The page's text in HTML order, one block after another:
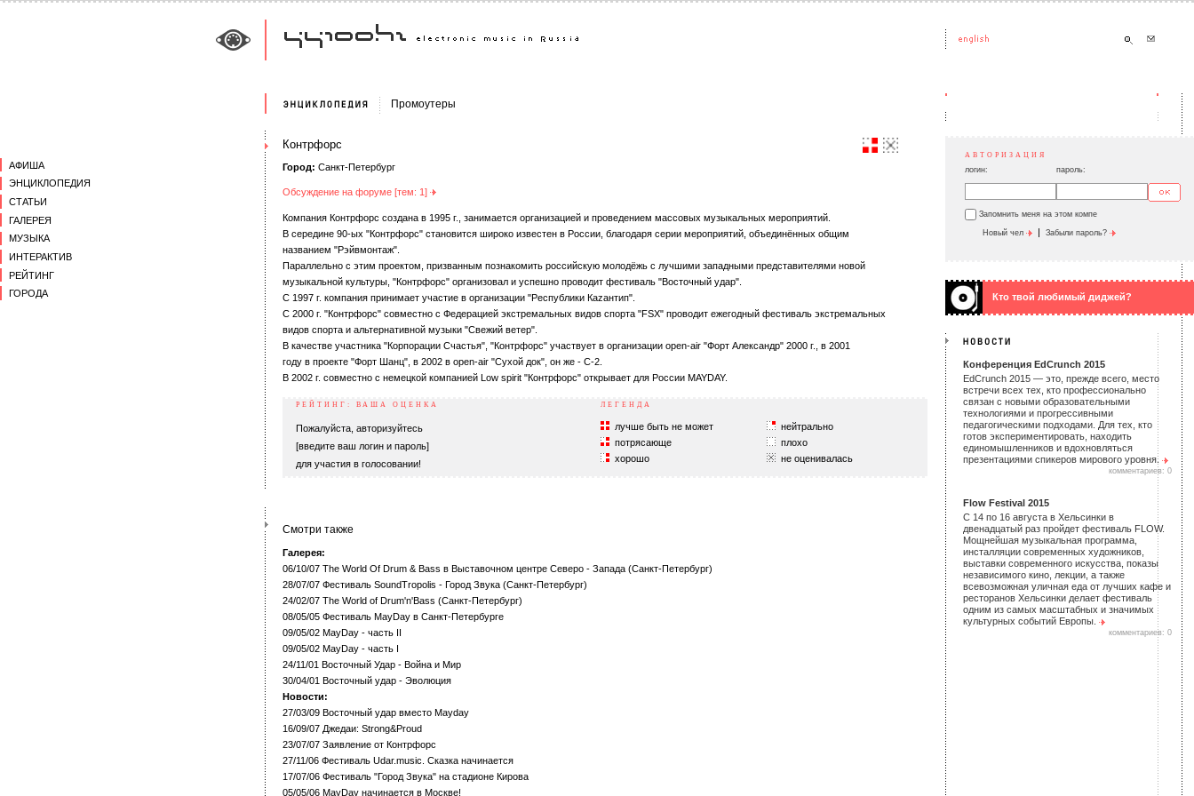
АФИША
ЭНЦИКЛОПЕДИЯ
СТАТЬИ
ГАЛЕРЕЯ
МУЗЫКА
ИНТЕРАКТИВ
РЕЙТИНГ
ГОРОДА
Промоутеры
Контрфорс
Город: Санкт-Петербург
Обсуждение на форуме [тем: 1]
Компания Контрфорс создана в 1995 г., занимается организацией и проведением массовых музыкальных мероприятий.
В середине 90-ых "Контрфорс" становится широко известен в России, благодаря серии мероприятий, объединённых общим
названием "Рэйвмонтаж".
Параллельно с этим проектом, призванным познакомить российскую молодёжь с лучшими западными представителями новой
музыкальной культуры, "Контрфорс" организовал и успешно проводит фестиваль "Восточный удар".
С 1997 г. компания принимает участие в организации "Республики Каzантип".
С 2000 г. "Контрфорс" совместно с Федерацией экстремальных видов спорта "FSX" проводит ежегодный фестиваль экстремальных
видов спорта и альтернативной музыки "Свежий ветер".
В качестве участника "Корпорации Счастья", "Контрфорс" участвует в организации open-air "Форт Александр" 2000 г., в 2001
году в проекте "Форт Шанц", в 2002 в open-air "Сухой док", он же - С-2.
В 2002 г. совместно с немецкой компанией Low spirit "Контрфорс" открывает для России MAYDAY.
РЕЙТИНГ: ВАША ОЦЕНКА
Пожалуйста, авторизуйтесь
[введите ваш логин и пароль]
для участия в голосовании!
ЛЕГЕНДА
лучше быть не может
потрясающе
хорошо
нейтрально
плохо
не оценивалась
Смотри также
Галерея:
06/10/07 The World Of Drum & Bass в Выставочном центре Северо - Запада (Санкт-Петербург)
28/07/07 Фестиваль SoundTropolis - Город Звука (Санкт-Петербург)
24/02/07 The World of Drum'n'Bass (Санкт-Петербург)
08/05/05 Фестиваль MayDay в Санкт-Петербурге
09/05/02 MayDay - часть II
09/05/02 MayDay - часть I
24/11/01 Восточный Удар - Война и Мир
30/04/01 Восточный удар - Эволюция
Новости:
27/03/09 Восточный удар вместо Mayday
16/09/07 Джедаи: Strong&Proud
23/07/07 Заявление от Контрфорс
27/11/06 Фестиваль Udar.music. Сказка начинается
17/07/06 Фестиваль "Город Звука" на стадионе Кирова
05/05/06 MayDay начинается в Москве!
АВТОРИЗАЦИЯ
логин: пароль:
Запомнить меня на этом компе
Новый чел | Забыли пароль?
Кто твой любимый диджей?
Конференция EdCrunch 2015
EdCrunch 2015 — это, прежде всего, место
встречи всех тех, кто профессионально
связан с новыми образовательными
технологиями и прогрессивными
педагогическими подходами. Для тех, кто
готов экспериментировать, находить
единомышленников и вдохновляться
презентациями спикеров мирового уровня.
комментариев: 0
Flow Festival 2015
С 14 по 16 августа в Хельсинки в
двенадцатый раз пройдет фестиваль FLOW.
Мощнейшая музыкальная программа,
инсталляции современных художников,
выставки современного искусства, показы
независимого кино, лекции, а также
всевозможная уличная еда от лучших кафе и
ресторанов Хельсинки делает фестиваль
одним из самых масштабных и значимых
культурных событий Европы.
комментариев: 0